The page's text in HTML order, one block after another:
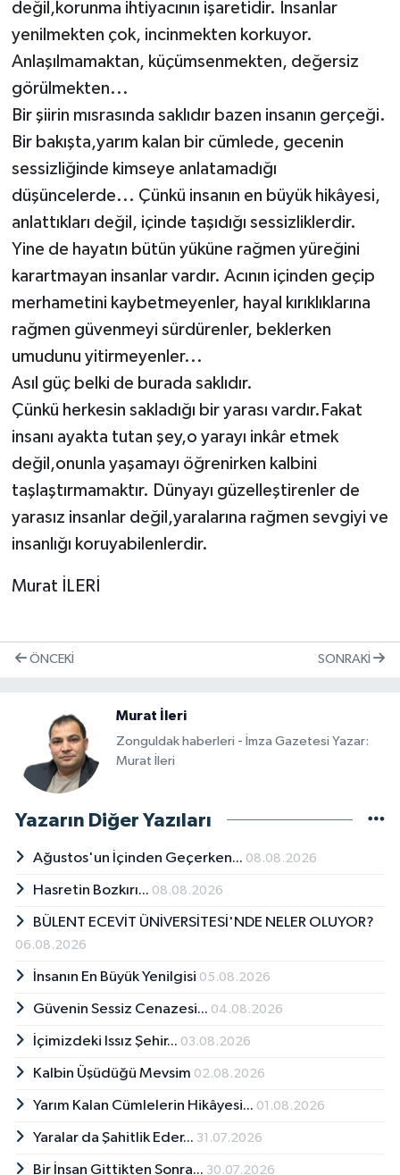
değil,korunma ihtiyacının işaretidir. İnsanlar
yenilmekten çok, incinmekten korkuyor.
Anlaşılmamaktan, küçümsenmekten, değersiz
görülmekten...
Bir şiirin mısrasında saklıdır bazen insanın gerçeği.
Bir bakışta,yarım kalan bir cümlede, gecenin
sessizliğinde kimseye anlatamadığı
düşüncelerde... Çünkü insanın en büyük hikâyesi,
anlattıkları değil, içinde taşıdığı sessizliklerdir.
Yine de hayatın bütün yüküne rağmen yüreğini
karartmayan insanlar vardır. Acının içinden geçip
merhametini kaybetmeyenler, hayal kırıklıklarına
rağmen güvenmeyi sürdürenler, beklerken
umudunu yitirmeyenler...
Asıl güç belki de burada saklıdır.
Çünkü herkesin sakladığı bir yarası vardır.Fakat
insanı ayakta tutan şey,o yarayı inkâr etmek
değil,onunla yaşamayı öğrenirken kalbini
taşlaştırmamaktır. Dünyayı güzelleştirenler de
yarasız insanlar değil,yaralarına rağmen sevgiyi ve
insanlığı koruyabilenlerdir.
Murat İLERİ
ÖNCEKI SONRAKI
Murat İleri
Zonguldak haberleri - İmza Gazetesi Yazar:
Murat İleri
Yazarın Diğer Yazıları
Ağustos'un İçinden Geçerken... 08.08.2026
Hasretin Bozkırı... 08.08.2026
BÜLENT ECEVİT ÜNİVERSİTESİ'NDE NELER OLUYOR?
06.08.2026
İnsanın En Büyük Yenilgisi 05.08.2026
Güvenin Sessiz Cenazesi... 04.08.2026
İçimizdeki Issız Şehir... 03.08.2026
Kalbin Üşüdüğü Mevsim 02.08.2026
Yarım Kalan Cümlelerin Hikâyesi... 01.08.2026
Yaralar da Şahitlik Eder... 31.07.2026
Bir İnsan Gittikten Sonra... 30.07.2026